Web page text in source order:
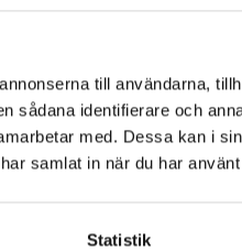
till användarna,
sådana identifierare och
med. Dessa kan i
samlat in när du har
Statistik